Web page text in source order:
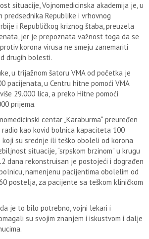
situacije, Vojnomedicinska akademija je, u
predsednika Republike i vrhovnog
i Republičkog kriznog štaba, preuzela
jer je prepoznata važnost toga da se
korona virusa ne smeju zanemariti
drugih bolesti.
u trijažnom šatoru VMA od početka je
pacijenata, u Centru hitne pomoći VMA
29.000 lica, a preko Hitne pomoći
prijema.
centar „Karaburma“ preuređen
kao kovid bolnica kapaciteta 100
su srednje ili teško oboleli od korona
situacije, “srpskom brzinom” u krugu
dana rekonstruisan je postojeći i dograđen
namenjenu pacijentima obolelim od
postelja, za pacijente sa teškom kliničkom
je to bilo potrebno, vojni lekari i
su svojim znanjem i iskustvom i dalje